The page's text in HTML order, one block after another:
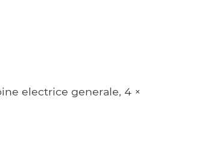
electrice generale, 4 ×